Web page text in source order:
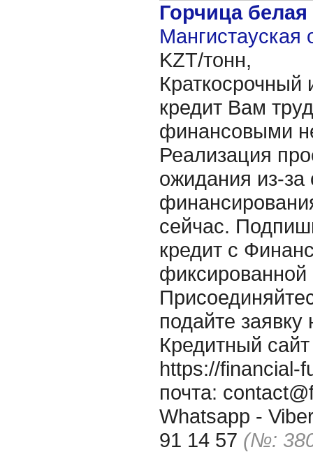
Горчица белая
KZT/тонн,
Краткосрочный
кредит Вам
финансовыми
Реализация
ожидания из-за
сейчас.
кредит с
фиксированной
подайте
Кредитный
https://financial-
почта:
Whatsapp -
91 14 57 (№: